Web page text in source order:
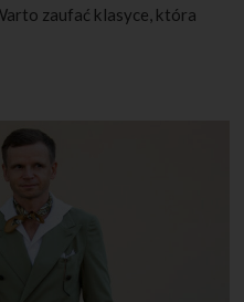
zaufać klasyce, która